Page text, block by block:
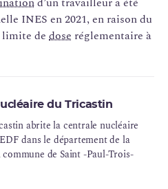
INES en 2021, en raison du
limite de dose réglementaire à
du Tricastin
abrite la centrale nucléaire
dans le département de la
de Saint -Paul-Trois-